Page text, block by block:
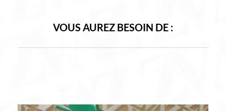
VOUS AUREZ BESOIN DE :